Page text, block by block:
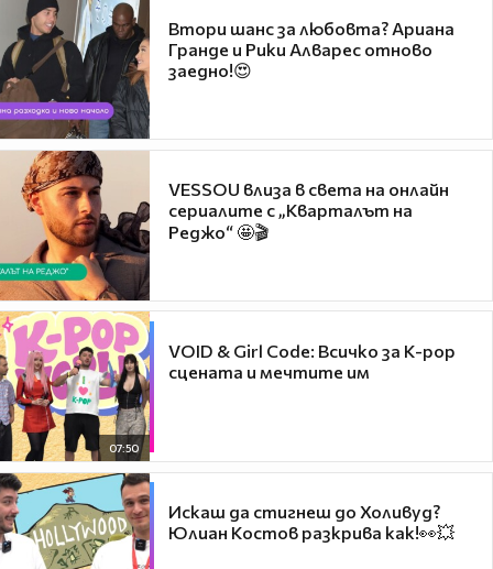
Втори шанс за любовта? Ариана
Гранде и Рики Алварес отново
заедно!😍
VESSOU влиза в света на онлайн
сериалите с „Кварталът на
Реджо“ 🤩🎬
07:50
VOID & Girl Code: Всичко за K-pop
сцената и мечтите им
Искаш да стигнеш до Холивуд?
Юлиан Костов разкрива как!👀💥